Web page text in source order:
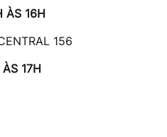
ÀS 16H
156
17H